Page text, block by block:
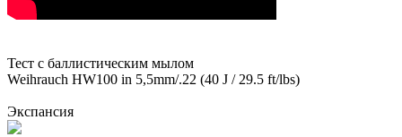
Тест с баллистическим мылом
Weihrauch HW100 in 5,5mm/.22 (40 J / 29.5 ft/lbs)
Экспансия